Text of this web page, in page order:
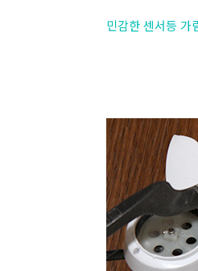
민감한 센서등 가